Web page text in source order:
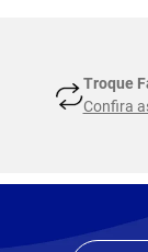
Troque
Confira